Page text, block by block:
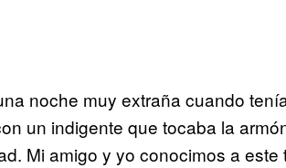
noche muy extraña cuando
un indigente que tocaba la
Mi amigo y yo conocimos a